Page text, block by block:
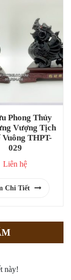
Phong Thủy
Vượng Tịch
THPT-
029
Liên hệ
Chi Tiết
này!